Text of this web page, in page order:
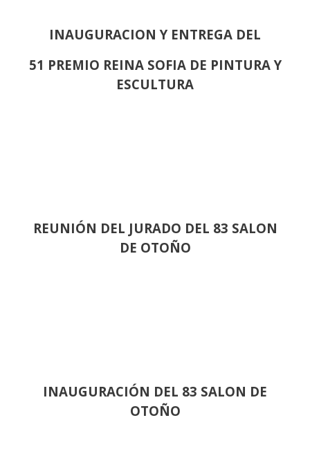
INAUGURACION Y ENTREGA DEL
51 PREMIO REINA SOFIA DE PINTURA Y
ESCULTURA
REUNIÓN DEL JURADO DEL 83 SALON
DE OTOÑO
INAUGURACIÓN DEL 83 SALON DE
OTOÑO